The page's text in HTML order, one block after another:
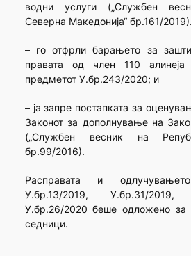
водни услуги („Службен
Северна Македонија“ бр.161/2019).
– го отфрли барањето за
правата од член 110
предметот У.бр.243/2020; и
– ја запре постапката за
Законот за дополнување на
(„Службен весник на
бр.99/2016).
Расправата и
У.бр.13/2019, У.бр.31/
У.бр.26/2020 беше одложено за
седници.